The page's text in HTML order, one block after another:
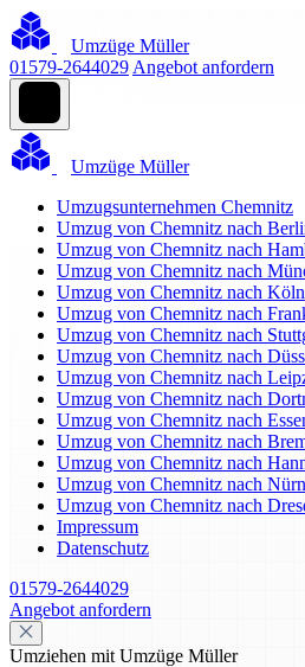
Umzüge Müller
01579-2644029 Angebot anfordern
Umzüge Müller
Umzugsunternehmen Chemnitz
Umzug von Chemnitz nach
Umzug von Chemnitz nach
Umzug von Chemnitz nach
Umzug von Chemnitz nach Köln
Umzug von Chemnitz nach
Umzug von Chemnitz nach
Umzug von Chemnitz nach
Umzug von Chemnitz nach
Umzug von Chemnitz nach
Umzug von Chemnitz nach
Umzug von Chemnitz nach
Umzug von Chemnitz nach
Umzug von Chemnitz nach
Umzug von Chemnitz nach
Impressum
Datenschutz
01579-2644029
Angebot anfordern
Umziehen mit Umzüge Müller